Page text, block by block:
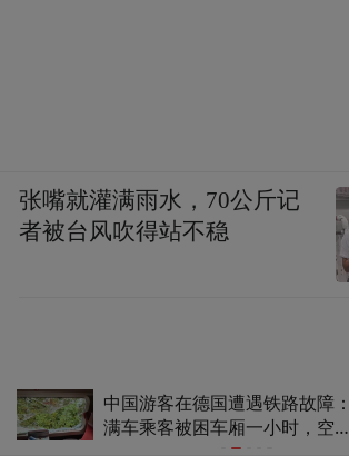
中国游客在德国遭遇铁路故障：
满车乘客被困车厢一小时，空调
停摆闷热无比还有人砸车窗透
张嘴就灌满雨水，70公斤记
者被台风吹得站不稳